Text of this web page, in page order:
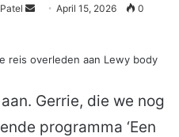
Send April 15, 2026 0
Gerrie, die we nog
programma ‘Een